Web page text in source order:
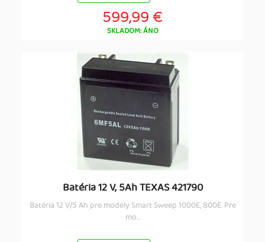
599,99 €
SKLADOM: ÁNO
Batéria 12 V, 5Ah TEXAS 421790
Batéria 12 V/5 Ah pre modely Smart Sweep 1000E, 800E. Pre
mo...